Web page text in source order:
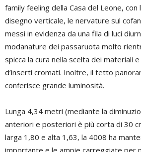
family feeling della Casa del Leone, con
disegno verticale, le nervature sul
messi in evidenza da una fila di luci
modanature dei passaruota molto
spicca la cura nella scelta dei materiali
d’inserti cromati. Inoltre, il tetto
conferisce grande luminosità.
Lunga 4,34 metri (mediante la
anteriori e posteriori è più corta di 30
larga 1,80 e alta 1,63, la 4008 ha
importante e le ampie carreggiate per